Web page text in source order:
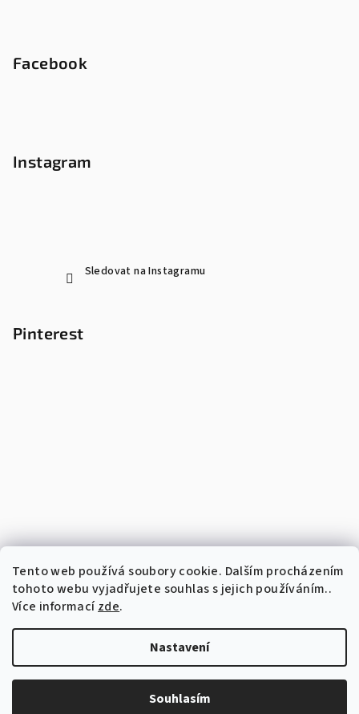
Tento web používá soubory cookie. Dalším procházením
tohoto webu vyjadřujete souhlas s jejich používáním..
Více informacízde.
Nastavení
Souhlasím
Facebook
Instagram
Sledovat na Instagramu
Pinterest